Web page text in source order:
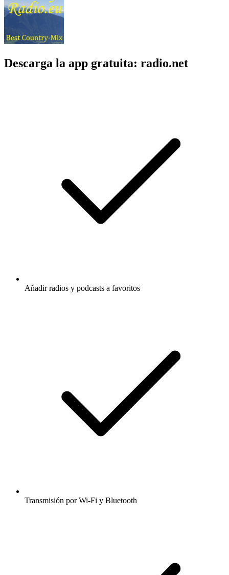
Descarga la app gratuita: radio.net
Añadir radios y podcasts a favoritos
Transmisión por Wi-Fi y Bluetooth